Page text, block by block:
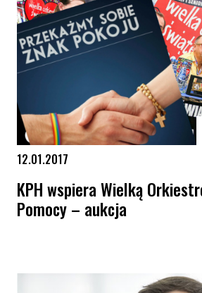
12.01.2017
KPH wspiera Wielką
Pomocy – aukcja